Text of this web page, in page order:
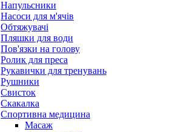
Напульсники
Насоси для м'ячів
Обтяжувачі
Пляшки для води
Пов'язки на голову
Ролик для преса
Рукавички для тренувань
Рушники
Свисток
Скакалка
Спортивна медицина
Масаж